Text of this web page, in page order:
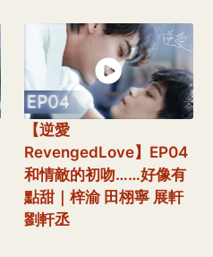
【逆愛
RevengedLove】EP04
和情敵的初吻……好像有
點甜｜梓渝 田栩寧 展軒
劉軒丞